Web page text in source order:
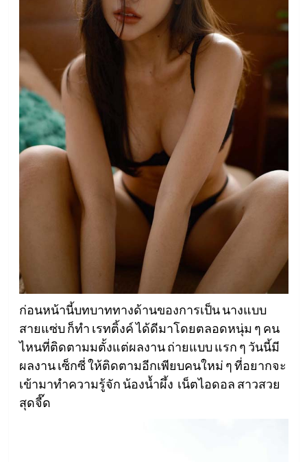
ก่อนหน้านี้บทบาททางด้านของการเป็น นางแบบ
สายแซ่บ ก็ทำ เรทติ้งค์ ได้ดีมาโดยตลอดหนุ่ม ๆ คน
ไหนที่ติดตามมตั้งแต่ผลงาน ถ่ายแบบ แรก ๆ วันนี้มี
ผลงาน เซ็กซี่ ให้ติดตามอีกเพียบคนใหม่ ๆ ที่อยากจะ
เข้ามาทำความรู้จัก น้องน้ำผึ้ง เน็ตไอดอล สาวสวย
สุดจี๊ด